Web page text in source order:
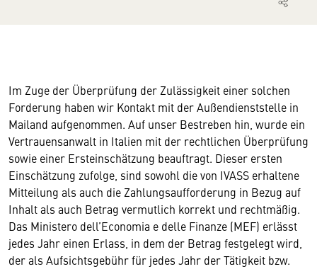
Im Zuge der Überprüfung der Zulässigkeit einer solchen
Forderung haben wir Kontakt mit der Außendienststelle in
Mailand aufgenommen. Auf unser Bestreben hin, wurde ein
Vertrauensanwalt in Italien mit der rechtlichen Überprüfung
sowie einer Ersteinschätzung beauftragt. Dieser ersten
Einschätzung zufolge, sind sowohl die von IVASS erhaltene
Mitteilung als auch die Zahlungsaufforderung in Bezug auf
Inhalt als auch Betrag vermutlich korrekt und rechtmäßig.
Das Ministero dell’Economia e delle Finanze (MEF) erlässt
jedes Jahr einen Erlass, in dem der Betrag festgelegt wird,
der als Aufsichtsgebühr für jedes Jahr der Tätigkeit bzw.